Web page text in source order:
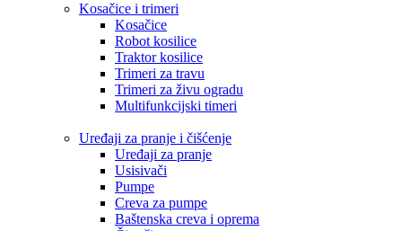
Kosačice i trimeri
Kosačice
Robot kosilice
Traktor kosilice
Trimeri za travu
Trimeri za živu ogradu
Multifunkcijski timeri
Uređaji za pranje i čišćenje
Uređaji za pranje
Usisivači
Pumpe
Creva za pumpe
Baštenska creva i oprema